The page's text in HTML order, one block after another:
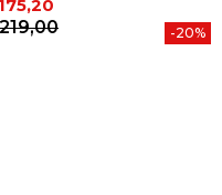
prijs
-20%